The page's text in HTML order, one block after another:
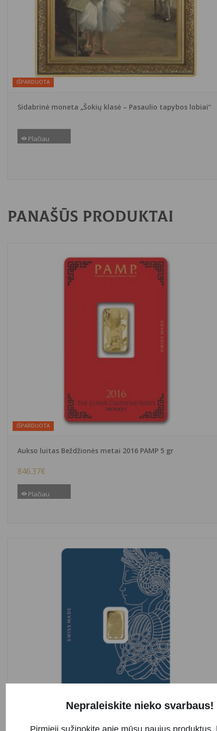
IŠPARDUOTA
Sidabrinė moneta „Šokių klasė – Pasaulio tapybos lobiai“
Plačiau
Panašūs produktai
IŠPARDUOTA
Aukso luitas Beždžionės metai 2016 PAMP 5 gr
846.37€
Plačiau
Nepraleiskite nieko svarbaus!
Pirmieji sužinokite apie mūsų naujus produktus,